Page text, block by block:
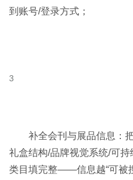
到账号/登录方式；
补全会刊与展品信息：
礼盒结构/品牌视觉系统/可
类目填完整——信息越“可被